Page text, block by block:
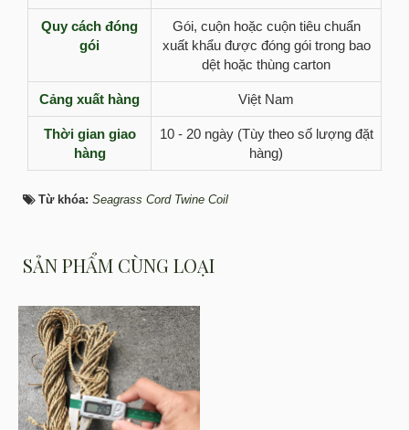
Quy cách đóng
gói
Gói, cuộn hoặc cuộn tiêu chuẩn
xuất khẩu được đóng gói trong bao
dệt hoặc thùng carton
Cảng xuất hàng Việt Nam
Thời gian giao
hàng
10 - 20 ngày (Tùy theo số lượng đặt
hàng)
Từ khóa: Seagrass Cord Twine Coil
SẢN PHẨM CÙNG LOẠI